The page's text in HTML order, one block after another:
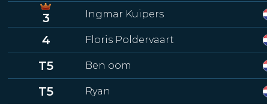
3 Ingmar Kuipers
4
Floris Poldervaart
T5
Ben oom
T5
Ryan